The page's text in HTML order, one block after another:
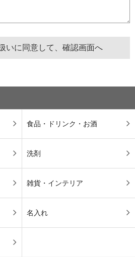
食品・ドリンク・お酒
洗剤
雑貨・インテリア
名入れ